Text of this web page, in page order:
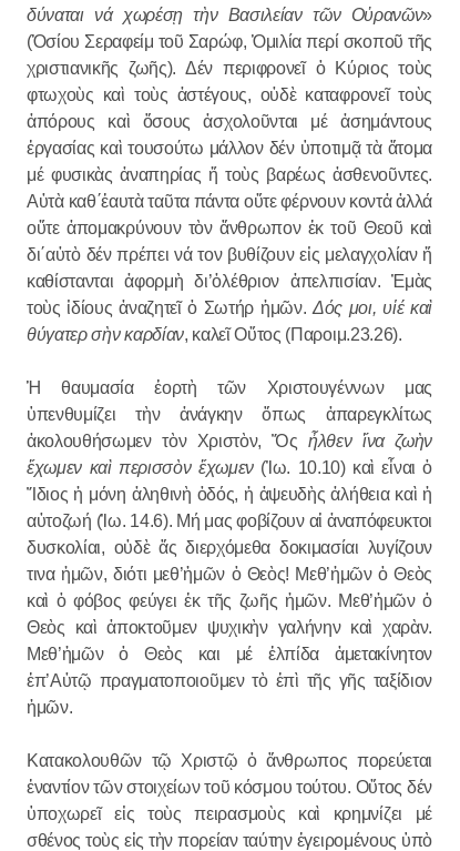
δύναται νά χωρέσῃ τὴν Βασιλείαν τῶν Οὐρανῶν»
(Ὁσίου Σεραφείμ τοῦ Σαρώφ, Ὁμιλία περί σκοποῦ τῆς
χριστιανικῆς ζωῆς). Δέν περιφρονεῖ ὁ Κύριος τοὺς
φτωχοὺς καὶ τοὺς ἀστέγους, οὐδὲ καταφρονεῖ τοὺς
ἀπόρους καὶ ὅσους ἀσχολοῦνται μέ ἀσημάντους
ἐργασίας καὶ τουσούτω μάλλον δέν ὑποτιμᾷ τὰ ἄτομα
μέ φυσικὰς ἀναπηρίας ἤ τοὺς βαρέως ἀσθενοῦντες.
Αὐτὰ καθ΄ἐαυτὰ ταῦτα πάντα οὔτε φέρνουν κοντἀ ἀλλά
οὔτε ἀπομακρύνουν τὸν ἄνθρωπον ἐκ τοῦ Θεοῦ καὶ
δι΄αὐτὸ δέν πρέπει νά τον βυθίζουν εἰς μελαγχολίαν ἤ
καθίστανται ἀφορμὴ δι’ὀλέθριον ἀπελπισίαν. Ἐμὰς
τοὺς ἰδίους ἀναζητεῖ ὁ Σωτήρ ἡμῶν. Δός μοι, υἱέ καὶ
θύγατερ σὴν καρδίαν, καλεῖ Οὕτος (Παροιμ.23.26).
Ἡ θαυμασία ἑορτὴ τῶν Χριστουγέννων μας
ὑπενθυμίζει τὴν ἀνάγκην ὅπως ἀπαρεγκλίτως
ἀκολουθήσωμεν τὸν Χριστὸν, Ὅςἦλθεν ἵνα ζωὴν
ἔχωμεν καὶ περισσὸν ἔχωμεν (Ἰω. 10.10) καὶ εἶναι ὁ
Ἴδιος ἡ μόνη ἀληθινὴ ὁδός, ἡ ἀψευδὴς ἀλήθεια καὶ ἡ
αὐτοζωή (Ἰω. 14.6). Μή μας φοβίζουν αἱ ἀναπόφευκτοι
δυσκολίαι, οὐδὲ ἅς διερχόμεθα δοκιμασίαι λυγίζουν
τινα ἡμῶν, διότι μεθ’ἡμῶν ὁ Θεὸς! Μεθ’ἡμῶν ὁ Θεὸς
καὶ ὁ φόβος φεύγει ἐκ τῆς ζωῆς ἡμῶν. Μεθ’ἡμῶν ὁ
Θεὸς καὶ ἀποκτοῦμεν ψυχικὴν γαλήνην καὶ χαρὰν.
Μεθ’ἡμῶν ὁ Θεὸς και μέ ἐλπίδα ἀμετακίνητον
ἐπ’Αὐτῷ πραγματοποιοῦμεν τὸ ἐπὶ τῆς γῆς ταξίδιον
ἡμῶν.
Κατακολουθῶν τῷ Χριστῷ ὁ ἄνθρωπος πορεύεται
ἐναντίον τῶν στοιχείων τοῦ κόσμου τούτου. Οὕτος δέν
ὑποχωρεῖ εἰς τοὺς πειρασμοὺς καὶ κρημνίζει μέ
σθένος τοὺς εἰς τὴν πορείαν ταύτην ἐγειρομένους ὑπὸ